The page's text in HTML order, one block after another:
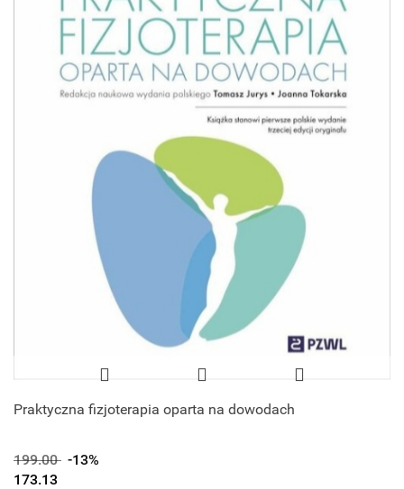
Praktyczna fizjoterapia oparta na dowodach
199.00 -13%
173.13